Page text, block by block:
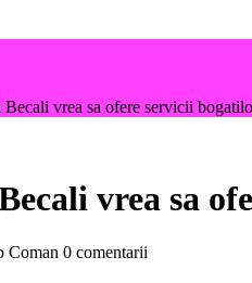
Becali vrea sa ofere servicii
vrea sa
Coman 0 comentarii